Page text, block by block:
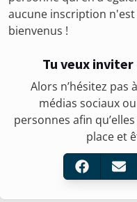
aucune inscription n'est
bienvenus !
Tu veux
Alors n’hésitez pas
médias sociaux
personnes afin
place et